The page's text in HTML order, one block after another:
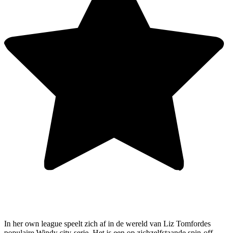
In her own league speelt zich af in de wereld van Liz Tomfordes